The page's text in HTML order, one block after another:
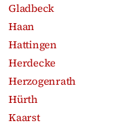
Gladbeck
Haan
Hattingen
Herdecke
Herzogenrath
Hürth
Kaarst